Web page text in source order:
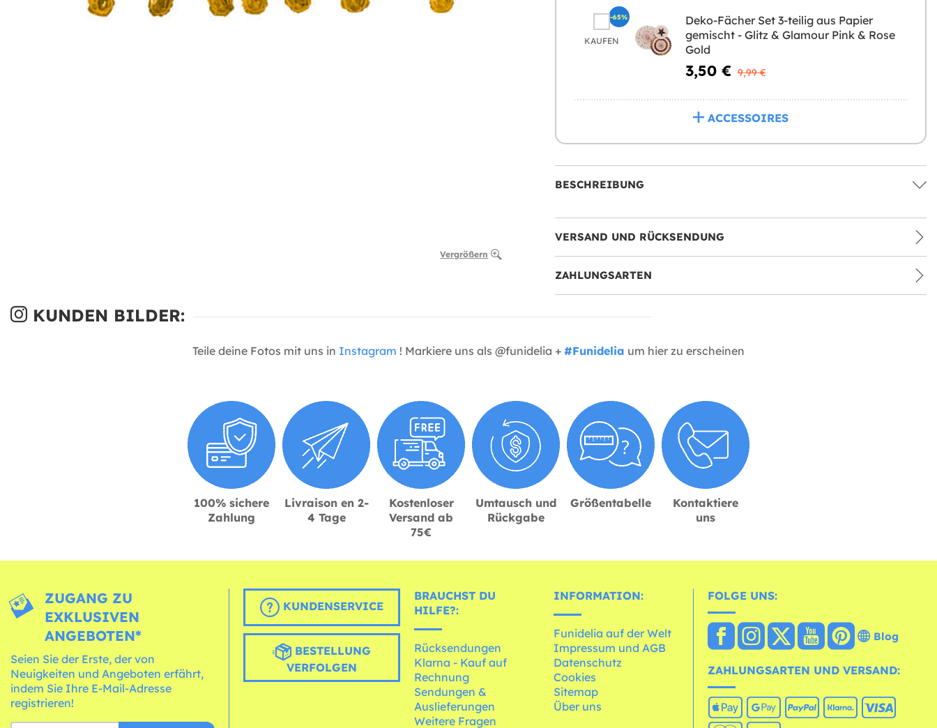
Vergrößern
KAUFEN
Deko-Fächer Set 3-teilig aus Papier
gemischt - Glitz & Glamour Pink & Rose
Gold
3,50 € 9,99 €
-65%
ACCESSOIRES
BESCHREIBUNG
VERSAND UND RÜCKSENDUNG
ZAHLUNGSARTEN
KUNDEN BILDER:
Teile deine Fotos mit uns in Instagram ! Markiere uns als @funidelia + #Funidelia um hier zu erscheinen
100% sichere
Zahlung
Livraison en 2-
4 Tage
Kostenloser
Versand ab
75€
Umtausch und
Rückgabe
Größentabelle
Kontaktiere
uns
ZUGANG ZU
EXKLUSIVEN
ANGEBOTEN*
Seien Sie der Erste, der von
Neuigkeiten und Angeboten erfährt,
indem Sie Ihre E-Mail-Adresse
registrieren!
KUNDENSERVICE
BESTELLUNG
VERFOLGEN
BRAUCHST DU
HILFE?:
Rücksendungen
Klarna - Kauf auf
Rechnung
Sendungen &
Auslieferungen
Weitere Fragen
INFORMATION:
Funidelia auf der Welt
Impressum und AGB
Datenschutz
Cookies
Sitemap
Über uns
FOLGE UNS:
Blog
ZAHLUNGSARTEN UND VERSAND: